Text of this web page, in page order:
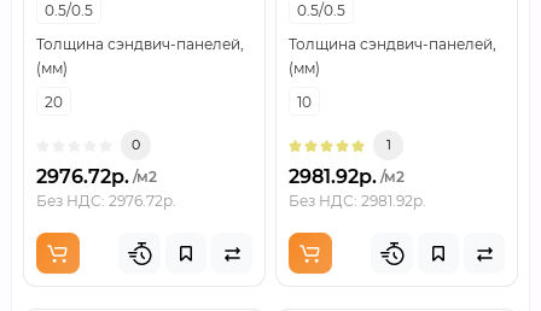
0.5/0.5
Толщина сэндвич-панелей,
(мм)
20
0
2976.72р. /м2
Без НДС: 2976.72р.
0.5/0.5
Толщина сэндвич-панелей,
(мм)
10
1
2981.92р. /м2
Без НДС: 2981.92р.